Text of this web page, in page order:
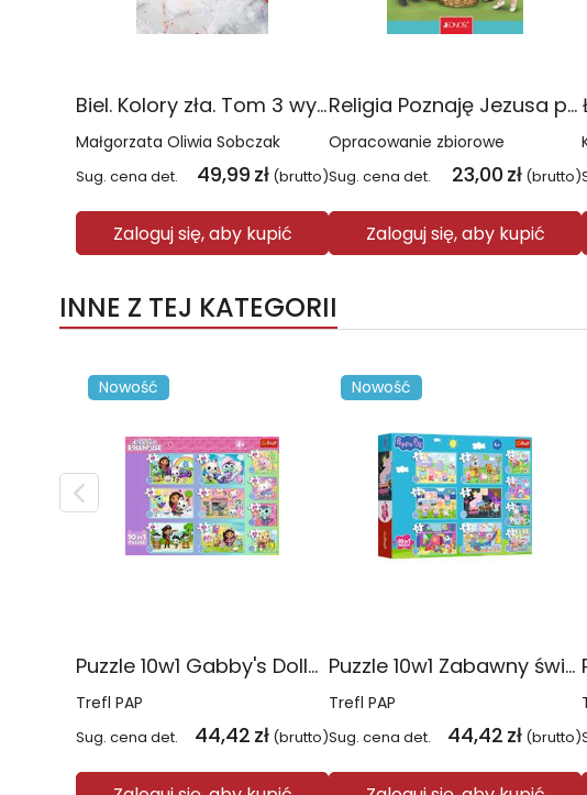
Biel. Kolory zła. Tom 3 wyd. 2025
Małgorzata Oliwia Sobczak
Sug. cena det. 49,99 zł (brutto)
Zaloguj się, aby kupić
Religia Poznaję Jezusa podręcznik dla klasy 3 szkoły podstawowej
Opracowanie zbiorowe
Sug. cena det. 23,00 zł (brutto)
Zaloguj się, aby kupić
INNE Z TEJ KATEGORII
Nowość
Puzzle 10w1 Gabby's Dollhouse Gabby i jej świat 96014
Trefl PAP
Sug. cena det. 44,42 zł (brutto)
Nowość
Puzzle 10w1 Zabawny świat Peppy 96013
Trefl PAP
Sug. cena det. 44,42 zł (brutto)